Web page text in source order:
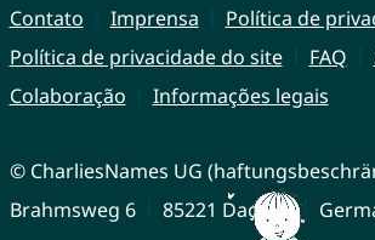
Contato Imprensa
Política de
Política de privacidade do site
FAQ
Colaboração
Informações legais
© CharliesNames UG
Brahmsweg 6
85221 Dachau